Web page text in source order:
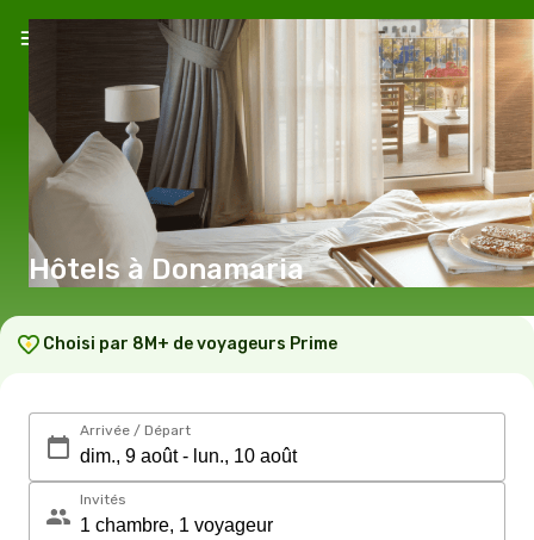
Hôtels à Donamaria
Choisi par 8M+ de voyageurs Prime
Arrivée / Départ
Invités